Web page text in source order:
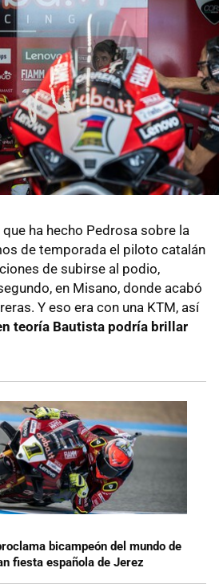
ha hecho Pedrosa sobre la
de temporada el piloto catalán
de subirse al podio,
en Misano, donde acabó
Y eso era con una KTM, así
teoría Bautista podría brillar
bicampeón del mundo de
fiesta española de Jerez